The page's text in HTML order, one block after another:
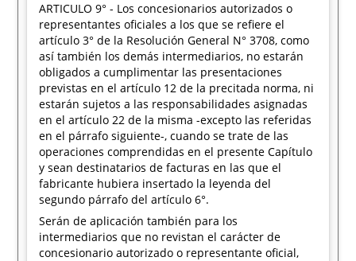
ARTICULO 9° - Los concesionarios autorizados o
representantes oficiales a los que se refiere el
artículo 3° de la Resolución General N° 3708, como
así también los demás intermediarios, no estarán
obligados a cumplimentar las presentaciones
previstas en el artículo 12 de la precitada norma, ni
estarán sujetos a las responsabilidades asignadas
en el artículo 22 de la misma -excepto las referidas
en el párrafo siguiente-, cuando se trate de las
operaciones comprendidas en el presente Capítulo
y sean destinatarios de facturas en las que el
fabricante hubiera insertado la leyenda del
segundo párrafo del artículo 6°.
Serán de aplicación también para los
intermediarios que no revistan el carácter de
concesionario autorizado o representante oficial,